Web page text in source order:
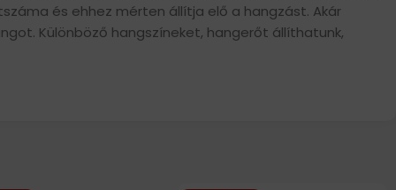
és ehhez mérten állítja elő a hangzást. Akár
Különböző hangszíneket, hangerőt állíthatunk,